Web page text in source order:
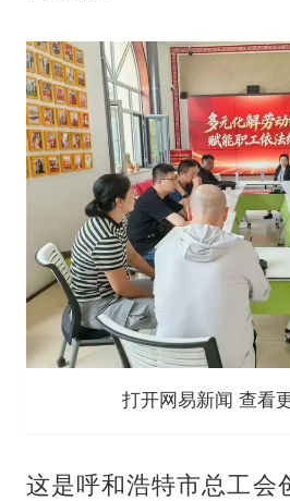
打开网易新闻 查看
这是呼和浩特市总工会